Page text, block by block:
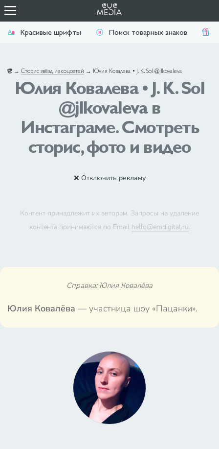
Красивые шрифты Поиск товарных знаков
→ Сторис звёзд из соцсетей → Юлия Ковалева • J. K. Sol @jlkovaleva
Юлия Ковалева • J. K. Sol
@jlkovaleva в
Инстаграме. Смотреть
сторис, фото и видео
❌ Отключить рекламу
Контент принадлежит их авторам. Запросы на удаление
контента принимаются по Email hello@emdigital.ru.
Справка: Юлия Ковалёва
Юлия Ковалёва — участница шоу «Пацанки».